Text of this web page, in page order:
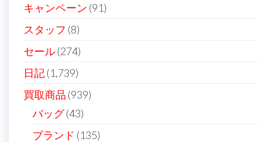
キャンペーン (91)
スタッフ (8)
セール(274)
日記(1,739)
買取商品 (939)
バッグ(43)
ブランド (135)